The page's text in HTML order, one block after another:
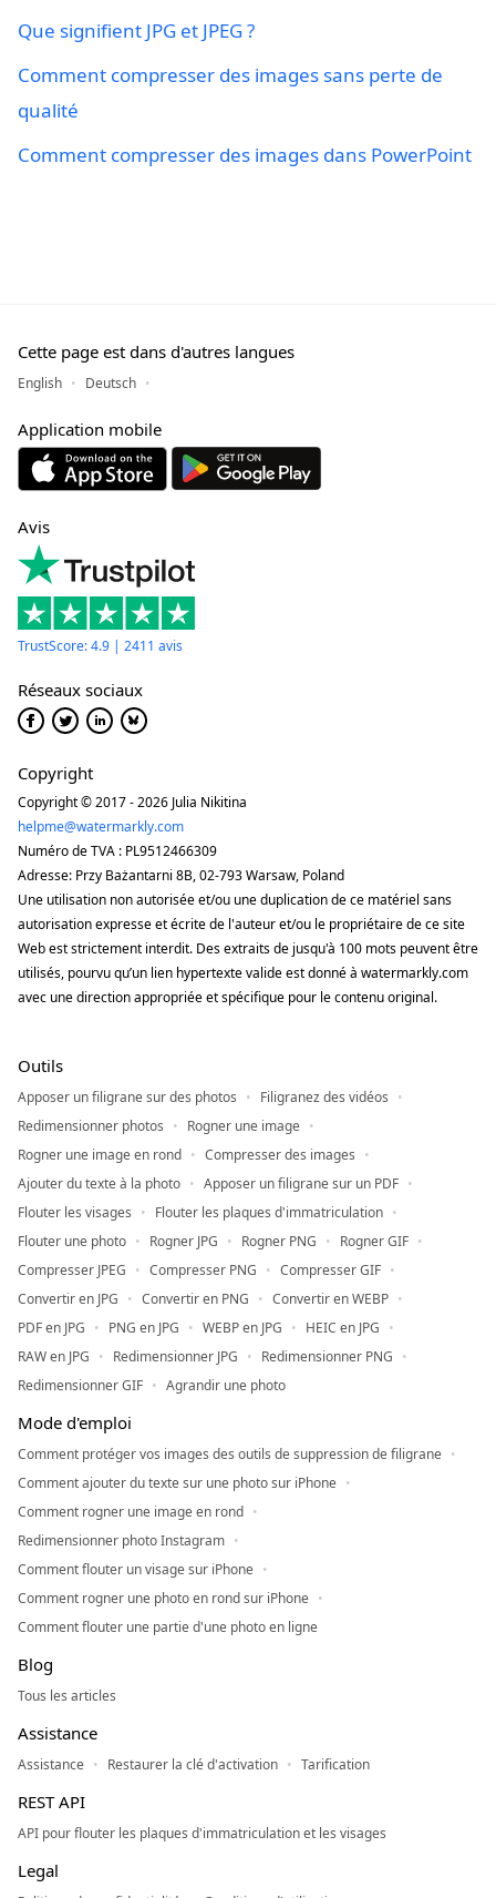
Que signifient JPG et JPEG ?
Comment compresser des images sans perte de
qualité
Comment compresser des images dans PowerPoint
Cette page est dans d'autres langues
English Deutsch
Application mobile
Avis
TrustScore: 4.9 | 2411 avis
Réseaux sociaux
Copyright
Copyright © 2017 - 2026 Julia Nikitina
helpme@watermarkly.com
Numéro de TVA : PL9512466309
Adresse: Przy Bażantarni 8B, 02-793 Warsaw, Poland
Une utilisation non autorisée et/ou une duplication de ce matériel sans
autorisation expresse et écrite de l'auteur et/ou le propriétaire de ce site
Web est strictement interdit. Des extraits de jusqu'à 100 mots peuvent être
utilisés, pourvu qu’un lien hypertexte valide est donné à watermarkly.com
avec une direction appropriée et spécifique pour le contenu original.
Outils
Apposer un filigrane sur des photos
Filigranez des vidéos
Redimensionner photos
Rogner une image
Rogner une image en rond
Compresser des images
Ajouter du texte à la photo
Apposer un filigrane sur un PDF
Flouter les visages
Flouter les plaques d'immatriculation
Flouter une photo
Rogner JPG Rogner PNG
Rogner GIF
Compresser JPEG
Compresser PNG
Compresser GIF
Convertir en JPG
Convertir en PNG
Convertir en WEBP
PDF en JPG
PNG en JPG WEBP en JPG
HEIC en JPG
RAW en JPG
Redimensionner JPG
Redimensionner PNG
Redimensionner GIF
Agrandir une photo
Mode d'emploi
Comment protéger vos images des outils de suppression de filigrane
Comment ajouter du texte sur une photo sur iPhone
Comment rogner une image en rond
Redimensionner photo Instagram
Comment flouter un visage sur iPhone
Comment rogner une photo en rond sur iPhone
Comment flouter une partie d'une photo en ligne
Blog
Tous les articles
Assistance
Assistance Restaurer la clé d'activation Tarification
REST API
API pour flouter les plaques d'immatriculation et les visages
Legal